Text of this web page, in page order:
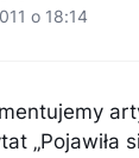
o 18:14
„Pojawiła